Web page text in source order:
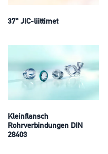
37° JIC-liittimet
Kleinflansch
Rohrverbindungen DIN
28403